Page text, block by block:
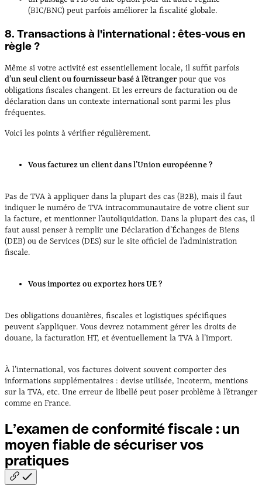
(BIC/BNC) peut parfois améliorer la fiscalité globale.
8. Transactions à l'international : êtes-vous en
règle ?
Même si votre activité est essentiellement locale, il suffit parfois
d’un seul client ou fournisseur basé à l’étranger pour que vos
obligations fiscales changent. Et les erreurs de facturation ou de
déclaration dans un contexte international sont parmi les plus
fréquentes.
Voici les points à vérifier régulièrement.
Vous facturez un client dans l’Union européenne ?
Pas de TVA à appliquer dans la plupart des cas (B2B), mais il faut
indiquer le numéro de TVA intracommunautaire de votre client sur
la facture, et mentionner l’autoliquidation. Dans la plupart des cas, il
faut aussi penser à remplir une Déclaration d’Échanges de Biens
(DEB) ou de Services (DES) sur le site officiel de l’administration
fiscale.
Vous importez ou exportez hors UE ?
Des obligations douanières, fiscales et logistiques spécifiques
peuvent s’appliquer. Vous devrez notamment gérer les droits de
douane, la facturation HT, et éventuellement la TVA à l’import.
À l’international, vos factures doivent souvent comporter des
informations supplémentaires : devise utilisée, Incoterm, mentions
sur la TVA, etc. Une erreur de libellé peut poser problème à l’étranger
comme en France.
L’examen de conformité fiscale : un
moyen fiable de sécuriser vos
pratiques